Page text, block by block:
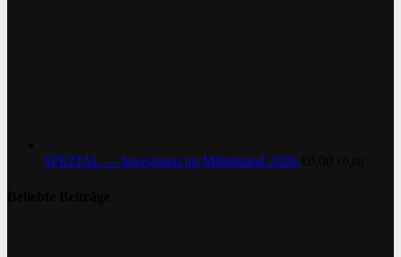
SPEZIAL — Investoren im Mittelstand 2026